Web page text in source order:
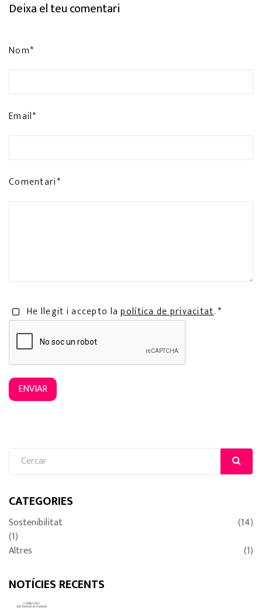
Deixa el teu comentari
Nom*
Email*
Comentari*
He llegit i accepto lapolítica de privacitat. *
ENVIAR
CATEGORIES
Sostenibilitat
(14)
(1)
Altres
(1)
NOTÍCIES RECENTS